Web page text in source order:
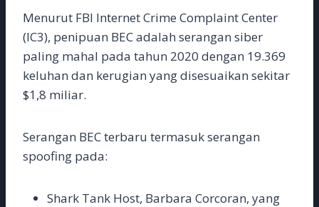
Menurut FBI Internet Crime Complaint Center
(IC3), penipuan BEC adalah serangan siber
paling mahal pada tahun 2020 dengan 19.369
keluhan dan kerugian yang disesuaikan sekitar
$1,8 miliar.
Serangan BEC terbaru termasuk serangan
spoofing pada:
Shark Tank Host, Barbara Corcoran, yang